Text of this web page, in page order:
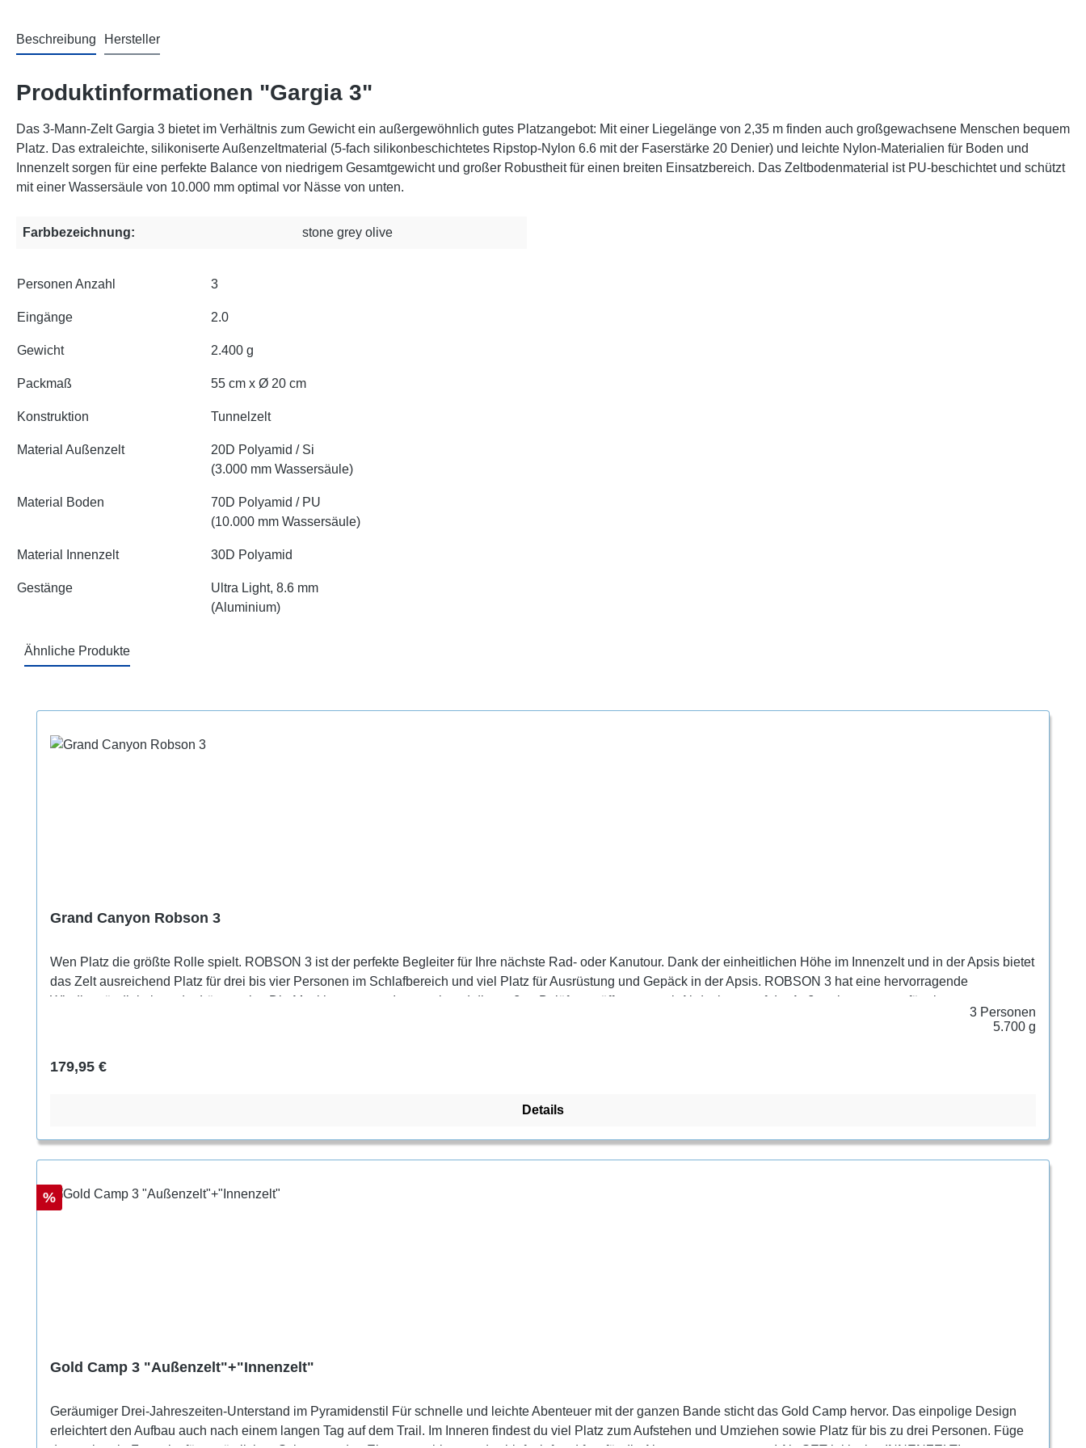
Beschreibung Hersteller
Produktinformationen "Gargia 3"
Das 3-Mann-Zelt Gargia 3 bietet im Verhältnis zum Gewicht ein außergewöhnlich gutes Platzangebot: Mit einer Liegelänge von 2,35 m finden auch großgewachsene Menschen bequem
Platz. Das extraleichte, silikoniserte Außenzeltmaterial (5-fach silikonbeschichtetes Ripstop-Nylon 6.6 mit der Faserstärke 20 Denier) und leichte Nylon-Materialien für Boden und
Innenzelt sorgen für eine perfekte Balance von niedrigem Gesamtgewicht und großer Robustheit für einen breiten Einsatzbereich. Das Zeltbodenmaterial ist PU-beschichtet und schützt
mit einer Wassersäule von 10.000 mm optimal vor Nässe von unten.
Farbbezeichnung: stone grey olive
Personen Anzahl 3
Eingänge 2.0
Gewicht 2.400 g
Packmaß 55 cm x Ø 20 cm
Konstruktion Tunnelzelt
Material Außenzelt
20D Polyamid / Si
(3.000 mm Wassersäule)
Material Boden
70D Polyamid / PU
(10.000 mm Wassersäule)
Material Innenzelt 30D Polyamid
Gestänge
Ultra Light, 8.6 mm
(Aluminium)
Ähnliche Produkte
Grand Canyon Robson 3
Wen Platz die größte Rolle spielt. ROBSON 3 ist der perfekte Begleiter für Ihre nächste Rad- oder Kanutour. Dank der einheitlichen Höhe im Innenzelt und in der Apsis bietet
das Zelt ausreichend Platz für drei bis vier Personen im Schlafbereich und viel Platz für Ausrüstung und Gepäck in der Apsis. ROBSON 3 hat eine hervorragende
Windbeständigkeit an der Längsseite. Die Moskitonetze am Innenzelt und die großen Belüftungsöffnungen mit Abdeckung auf der Außenplane sorgen für eine
3 Personen
5.700 g
Regulärer Preis:
179,95 €
Details
Rabatt
%
Gold Camp 3 "Außenzelt"+"Innenzelt"
Geräumiger Drei-Jahreszeiten-Unterstand im Pyramidenstil Für schnelle und leichte Abenteuer mit der ganzen Bande sticht das Gold Camp hervor. Das einpolige Design
erleichtert den Aufbau auch nach einem langen Tag auf dem Trail. Im Inneren findest du viel Platz zum Aufstehen und Umziehen sowie Platz für bis zu drei Personen. Füge